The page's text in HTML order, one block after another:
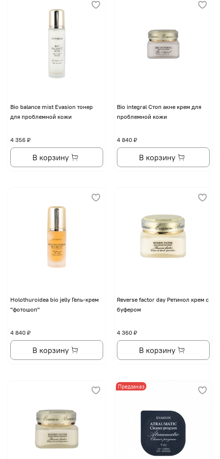
Bio balance mist Evasion тонер
для проблемной кожи
4 356 ₽
В корзину
Bio integral Стоп акне крем для
проблемной кожи
4 840 ₽
В корзину
Holothuroidea bio jelly Гель-крем
"фотошоп"
4 840 ₽
В корзину
Reverse factor day Ретинол крем с
буфером
4 360 ₽
В корзину
Предзаказ